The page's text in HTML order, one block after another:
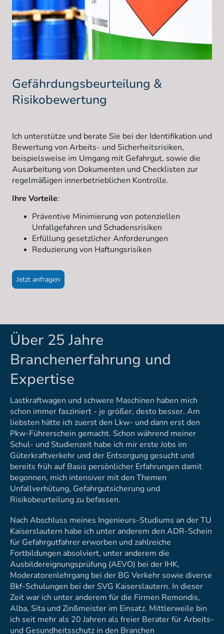
Gefährdungsbeurteilung &
Risikobewertung
Ich unterstütze und berate Sie bei der Identifikation und
Bewertung von Arbeits- und Sicherheitsrisiken,
beispielsweise im Umgang mit Gefahrgut, sowie die
Ausarbeitung von Dokumenten und Checklisten zur
regelmäßigen innerbetrieblichen Kontrolle.
Ihre Vorteile:
Präventive Minimierung von potenziellen
Unfallgefahren und Schadensrisiken
Erfüllung gesetzlicher Anforderungen
Reduzierung von Haftungsrisiken
Jetzt anfragen
Über 25 Jahre
Branchenerfahrung und
Expertise
Lastkraftwagen und schwere Maschinen haben mich
schon immer fasziniert - je größer, desto besser. Am
liebsten hätte ich zuerst den Lkw- und dann erst den
Pkw-Führerschein gemacht. Schon während meiner
Schul- und Studienzeit habe ich mir erste Jobs im
Güterkraftverkehr und der Entsorgung gesucht und
bereits früh auf Basis persönlicher Erfahrungen damit
begonnen, mich intensiver mit den Themen
Unfallverhütung, Gefahrgutsicherung und
Risikobeurteilung zu befassen.
Nach Abschluss meines Ingenieurs-Studiums an der TU
Kaiserslautern habe ich unter anderem den ADR-Schein
für Gefahrgutfahrer erworben und zahlreiche
Fortbildungen absolviert, unter anderem die
Ausbildereignungsprüfung (AEVO) bei der IHK,
Moderatorenlehrgang bei der BG Verkehr sowie diverse
Bkf-Schulungen bei der SVG Kaiserslautern. In dieser
Zeit war ich unter anderem für die Firmen Remondis,
Alba, Sita und Zinßmeister im Einsatz. Mittlerweile bin
ich seit mehr als 20 Jahren als freier Berater für Arbeits-
und Gesundheitsschutz in den Branchen